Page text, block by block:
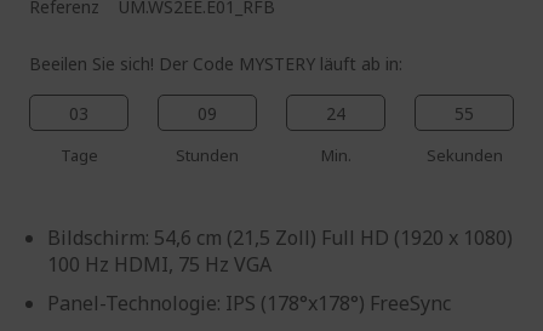
Referenz UM.WS2EE.E01_RFB
Beeilen Sie sich! Der Code MYSTERY läuft ab in:
03
Tage
09
Stunden
24
Min.
54
Sekunden
Bildschirm: 54,6 cm (21,5 Zoll) Full HD (1920 x 1080)
100 Hz HDMI, 75 Hz VGA
Panel-Technologie: IPS (178°x178°) FreeSync